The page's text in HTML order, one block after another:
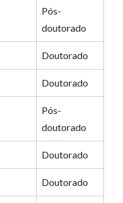
Pós-
doutorado
Doutorado
Doutorado
Pós-
doutorado
Doutorado
Doutorado